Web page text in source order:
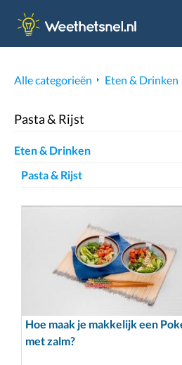
Alle categorieën Eten & Drinken
Pasta & Rijst
Eten & Drinken
Pasta & Rijst
Hoe maak je makkelijk een
met zalm?